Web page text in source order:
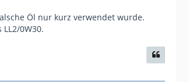
Öl nur kurz verwendet wurde.
0W30.